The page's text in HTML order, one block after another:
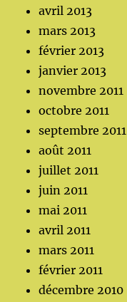
avril 2013
mars 2013
février 2013
janvier 2013
novembre 2011
octobre 2011
septembre 2011
août 2011
juillet 2011
juin 2011
mai 2011
avril 2011
mars 2011
février 2011
décembre 2010